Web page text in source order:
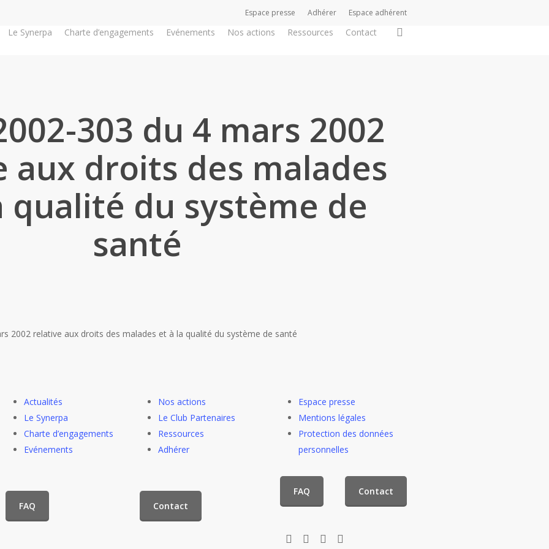
Espace presse Adhérer Espace adhérent
Le Synerpa Charte d’engagements Evénements Nos actions Ressources Contact
303 du 4 mars 2002
aux droits des malades
qualité du système de
santé
2002 relative aux droits des malades et à la qualité du système de santé
Actualités
Le Synerpa
Charte d’engagements
Evénements
Nos actions
Le Club Partenaires
Ressources
Adhérer
FAQ Contact
Espace presse
Mentions légales
Protection des données
personnelles
FAQ Contact